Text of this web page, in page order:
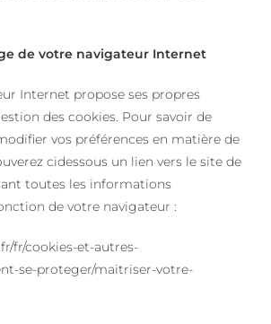
de votre navigateur Internet
Internet propose ses propres
des cookies. Pour savoir de
vos préférences en matière de
cidessous un lien vers le site de
toutes les informations
de votre navigateur :
fr/cookies-et-autres-
se-proteger/maitriser-votre-